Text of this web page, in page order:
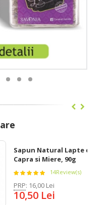
Sapun Natural Lapte de
Capra si Miere, 90g
14Review(s)
PRP: 16,00 Lei
10,50 Lei